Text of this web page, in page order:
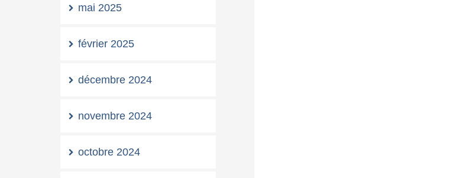
mai 2025
février 2025
décembre 2024
novembre 2024
octobre 2024